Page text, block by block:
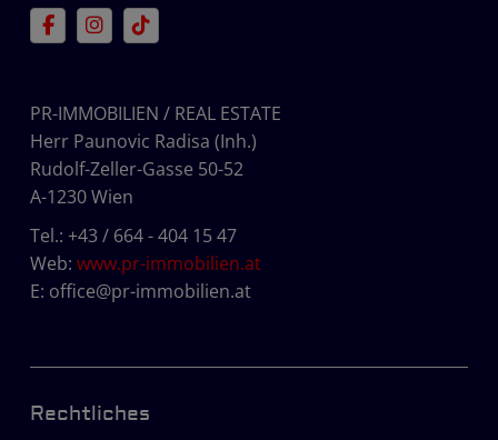
PR-IMMOBILIEN / REAL ESTATE
Herr Paunovic Radisa (Inh.)
Rudolf-Zeller-Gasse 50-52
A-1230 Wien
Tel.: +43 / 664 - 404 15 47
Web: www.pr-immobilien.at
E: office@pr-immobilien.at
Rechtliches